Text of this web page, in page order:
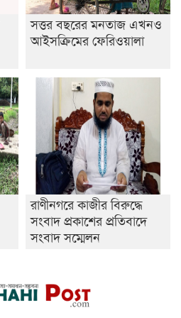
সত্তর বছরের মনতাজ এখনও
আইসক্রিমের ফেরিওয়ালা
রাণীনগরে কাজীর বিরুদ্ধে
সংবাদ প্রকাশের প্রতিবাদে
সংবাদ সম্মেলন